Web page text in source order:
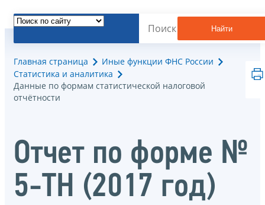
Найти
Главная страница
Иные функции ФНС России
Статистика и аналитика
Данные по формам статистической налоговой
отчётности
Отчет по форме №
5-ТН (2017 год)